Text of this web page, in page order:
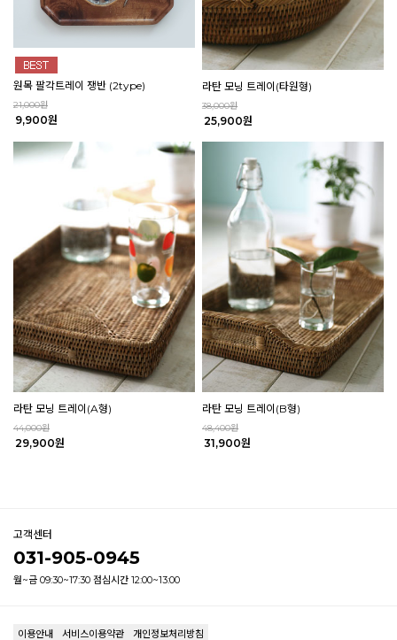
원목 팔각트레이 쟁반 (2type)
21,000원
9,900원
라탄 모닝 트레이(타원형)
38,000원
25,900원
라탄 모닝 트레이(A형)
44,000원
29,900원
라탄 모닝 트레이(B형)
48,400원
31,900원
고객센터
031-905-0945
월~금 09:30~17:30 점심시간 12:00~13:00
이용안내 서비스이용약관 개인정보처리방침